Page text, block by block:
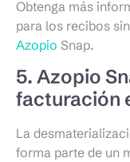
Obtenga más
para los recibos
Azopio Snap.
5. Azopio
facturación
La
forma parte de un